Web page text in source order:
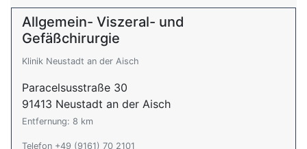
Allgemein- Viszeral- und
Gefäßchirurgie
Klinik Neustadt an der Aisch
Paracelsusstraße 30
91413 Neustadt an der Aisch
Entfernung: 8 km
Telefon +49 (9161) 70 2101